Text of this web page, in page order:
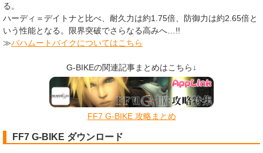
る。
ハーディ＝デイトナと比べ、耐久力は約1.75倍、防御力は約2.65倍と
いう性能となる。限界突破でさらなる高みへ…!!
≫バハムートバイクについてはこちら
G-BIKEの関連記事まとめはこちら↓
FF7 G-BIKE 攻略まとめ
FF7 G-BIKE ダウンロード